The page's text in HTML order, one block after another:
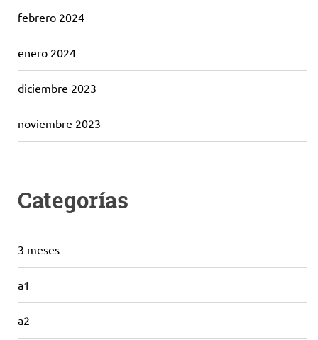
febrero 2024
enero 2024
diciembre 2023
noviembre 2023
Categorías
3 meses
a1
a2